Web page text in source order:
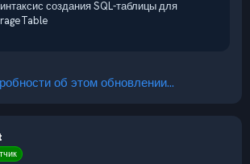
создания SQL-таблицы для
об этом обновлении...